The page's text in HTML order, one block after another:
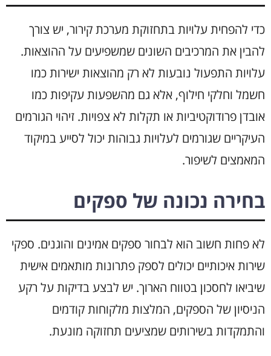
כדי להפחית עלויות בתחזוקת מערכת קירור, יש צורך
להבין את המרכיבים השונים שמשפיעים על ההוצאות.
עלויות התפעול נובעות לא רק מהוצאות ישירות כמו
חשמל וחלקי חילוף, אלא גם מהשפעות עקיפות כמו
אובדן פרודוקטיביות או תקלות לא צפויות. זיהוי הגורמים
העיקריים שגורמים לעלויות גבוהות יכול לסייע במיקוד
המאמצים לשיפור.
בחירה נכונה של ספקים
לא פחות חשוב הוא לבחור ספקים אמינים והוגנים. ספקי
שירות איכותיים יכולים לספק פתרונות מותאמים אישית
שיביאו לחסכון בטווח הארוך. יש לבצע בדיקות על רקע
הניסיון של הספקים, המלצות מלקוחות קודמים
והתמקדות בשירותים שמציעים תחזוקה מונעת.